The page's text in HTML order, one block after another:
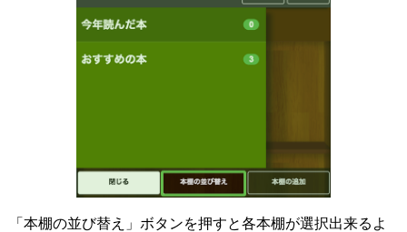
「本棚の並び替え」ボタンを押すと各本棚が選択出来るよ